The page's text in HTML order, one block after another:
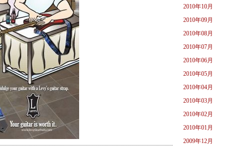
2010年10月
2010年09月
2010年08月
2010年07月
2010年06月
2010年05月
2010年04月
2010年03月
2010年02月
2010年01月
2009年12月